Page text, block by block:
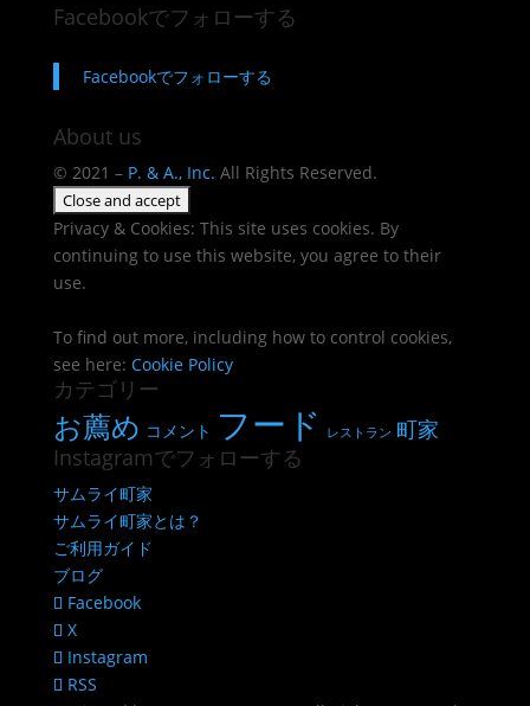
Facebookでフォローする
Facebookでフォローする
About us
© 2021 – P. & A., Inc. All Rights Reserved.
Privacy & Cookies: This site uses cookies. By
continuing to use this website, you agree to their
use.
To find out more, including how to control cookies,
see here: Cookie Policy
カテゴリー
お薦め コメント フード レストラン 町家
Instagramでフォローする
サムライ町家
サムライ町家とは？
ご利用ガイド
ブログ
Facebook
X
Instagram
RSS